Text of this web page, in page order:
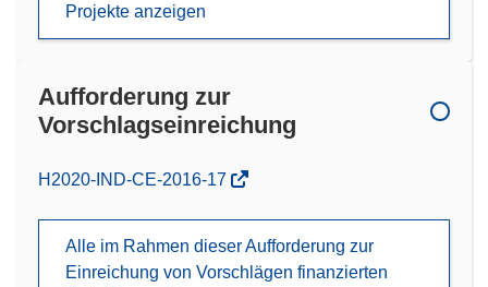
Projekte anzeigen
Aufforderung zur
Vorschlagseinreichung
(öffnet
Fenster)
H2020-IND-CE-2016-17
Alle im Rahmen dieser Aufforderung zur
Einreichung von Vorschlägen finanzierten